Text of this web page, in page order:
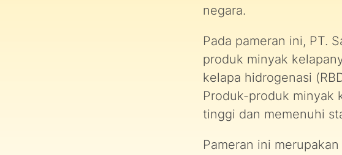
negara.
Pada pameran ini, PT.
produk minyak
kelapa hidrogenasi
Produk-produk minyak
tinggi dan memenuhi
Pameran ini